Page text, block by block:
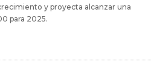
y proyecta alcanzar una
para 2025.